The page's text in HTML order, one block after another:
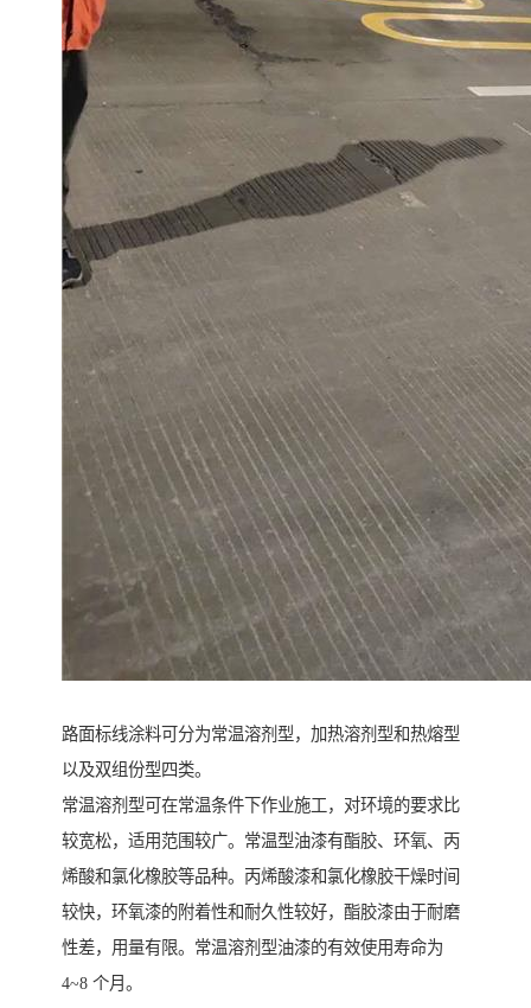
路面标线涂料可分为常温溶剂型，加热溶剂型和热熔型
以及双组份型四类。
常温溶剂型可在常温条件下作业施工，对环境的要求比
较宽松，适用范围较广。常温型油漆有酯胶、环氧、丙
烯酸和氯化橡胶等品种。丙烯酸漆和氯化橡胶干燥时间
较快，环氧漆的附着性和耐久性较好，酯胶漆由于耐磨
性差，用量有限。常温溶剂型油漆的有效使用寿命为
4~8 个月。